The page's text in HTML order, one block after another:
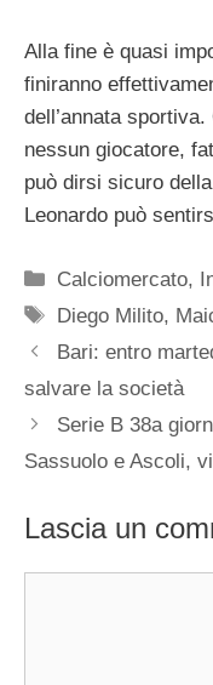
Alla fine è quasi
finiranno
dell’annata
nessun giocatore,
può dirsi sicuro
Leonardo può
Categorie
Calciomercato,
Tag
Diego Milito,
Bari: entro
salvare la società
Serie B 38a
Sassuolo e Ascoli,
Lascia un